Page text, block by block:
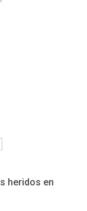
heridos en